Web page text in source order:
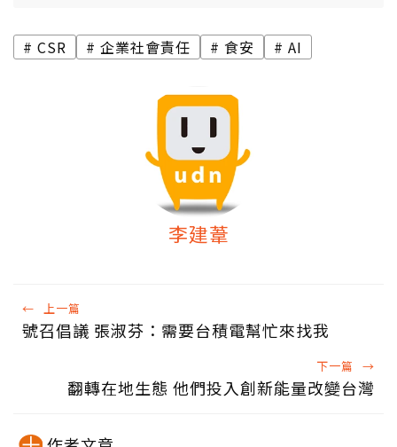
CSR 企業社會責任 食安 AI
李建葦
← 上一篇
號召倡議 張淑芬：需要台積電幫忙來找我
下一篇 →
翻轉在地生態 他們投入創新能量改變台灣